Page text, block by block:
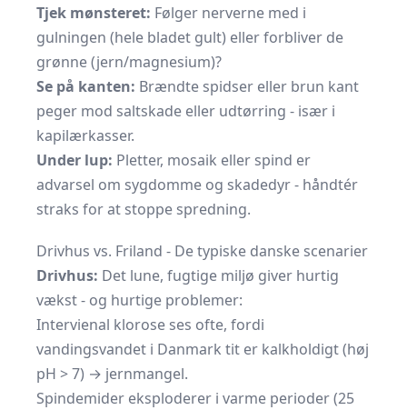
Tjek mønsteret: Følger nerverne med i
gulningen (hele bladet gult) eller forbliver de
grønne (jern/magnesium)?
Se på kanten: Brændte spidser eller brun kant
peger mod saltskade eller udtørring - især i
kapilærkasser.
Under lup: Pletter, mosaik eller spind er
advarsel om sygdomme og skadedyr - håndtér
straks for at stoppe spredning.
Drivhus vs. Friland - De typiske danske scenarier
Drivhus: Det lune, fugtige miljø giver hurtig
vækst - og hurtige problemer:
Intervienal klorose ses ofte, fordi
vandingsvandet i Danmark tit er kalkholdigt (høj
pH > 7) → jernmangel.
Spindemider eksploderer i varme perioder (25